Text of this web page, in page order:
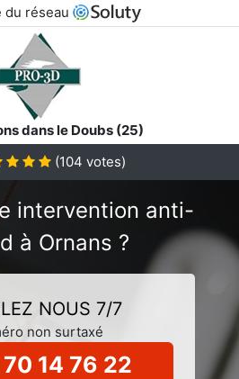
du réseau
dans le Doubs (25)
(104 votes)
intervention anti-
à Ornans ?
NOUS 7/7
non surtaxé
14 76 22